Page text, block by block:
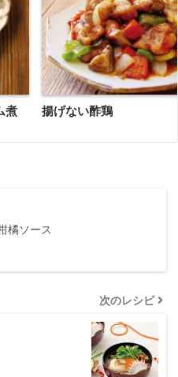
煮 揚げない酢鶏
橘ソース
次のレシピ